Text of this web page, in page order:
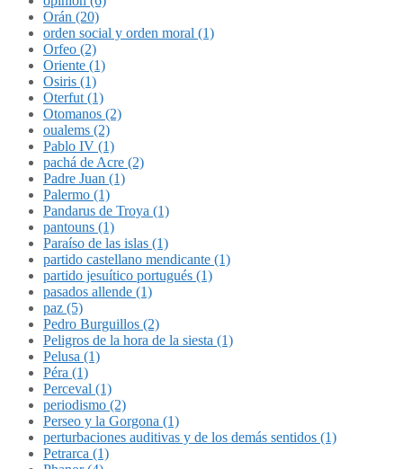
Orán (20)
orden social y orden moral (1)
Orfeo (2)
Oriente (1)
Osiris (1)
Oterfut (1)
Otomanos (2)
oualems (2)
Pablo IV (1)
pachá de Acre (2)
Padre Juan (1)
Palermo (1)
Pandarus de Troya (1)
pantouns (1)
Paraíso de las islas (1)
partido castellano mendicante (1)
partido jesuítico portugués (1)
pasados allende (1)
paz (5)
Pedro Burguillos (2)
Peligros de la hora de la siesta (1)
Pelusa (1)
Péra (1)
Perceval (1)
periodismo (2)
Perseo y la Gorgona (1)
perturbaciones auditivas y de los demás sentidos (1)
Petrarca (1)